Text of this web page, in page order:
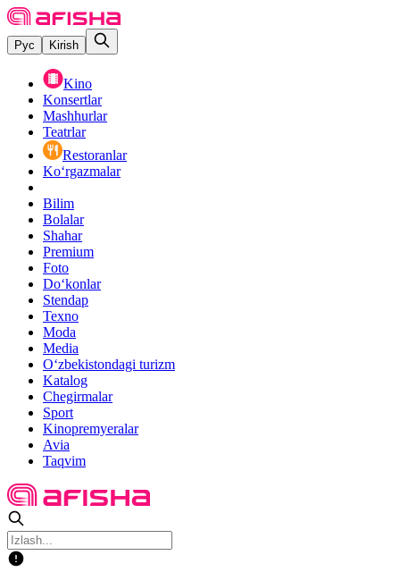
Рус Kirish
Kino
Konsertlar
Mashhurlar
Teatrlar
Restoranlar
Ko‘rgazmalar
Bilim
Bolalar
Shahar
Premium
Foto
Do‘konlar
Stendap
Texno
Moda
Media
O‘zbekistondagi turizm
Katalog
Chegirmalar
Sport
Kinopremyeralar
Avia
Taqvim